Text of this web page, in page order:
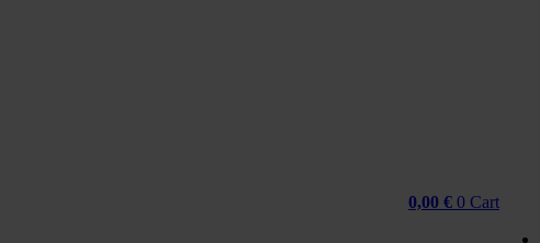
0,00 € 0 Cart